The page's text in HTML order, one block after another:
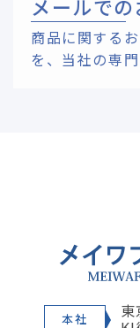
メールで
商品に関する
を、 当社の専
本社